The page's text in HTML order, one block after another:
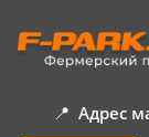
📍 Адрес